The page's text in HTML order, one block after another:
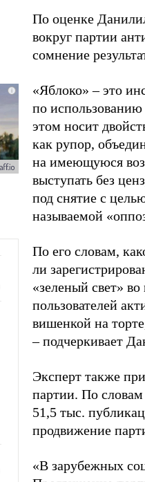
По оценке
вокруг партии
сомнение
«Яблоко» – это
по
этом носит
как рупор,
на имеющуюся
выступать без
под снятие с
называемой
По его словам,
ли
«зеленый свет»
пользователей
вишенкой на
– подчеркивает
Эксперт также
партии. По словам
51,5 тыс.
продвижение
«В зарубежных